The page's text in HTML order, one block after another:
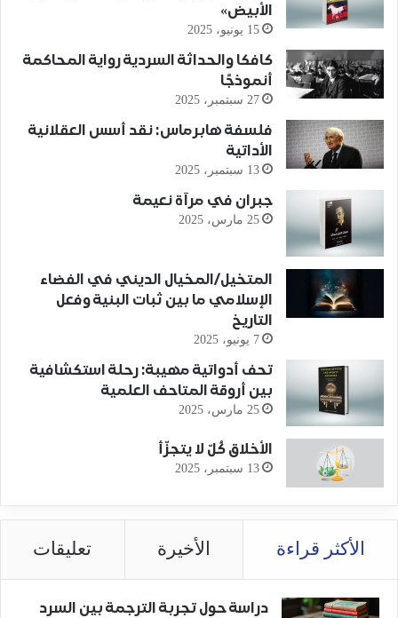
الأبيض»
15 يونيو، 2025
كافكا والحداثة السردية رواية المحاكمة
أنموذجًا
27 سبتمبر، 2025
فلسفة هابرماس: نقد أسس العقلانية
الأداتية
13 سبتمبر، 2025
جبران في مرآة نعيمة
25 مارس، 2025
المتخيل/المخيال الديني في الفضاء
الإسلامي ما بين ثبات البنية وفعل
التاريخ
7 يونيو، 2025
تحف أدواتية مهيبة: رحلة استكشافية
بين أروقة المتاحف العلمية
25 مارس، 2025
الأخلاق كُلّ لا يتجزّأ
13 سبتمبر، 2025
الأكثر قراءة الأخيرة تعليقات
دراسة حول تجربة الترجمة بين السرد